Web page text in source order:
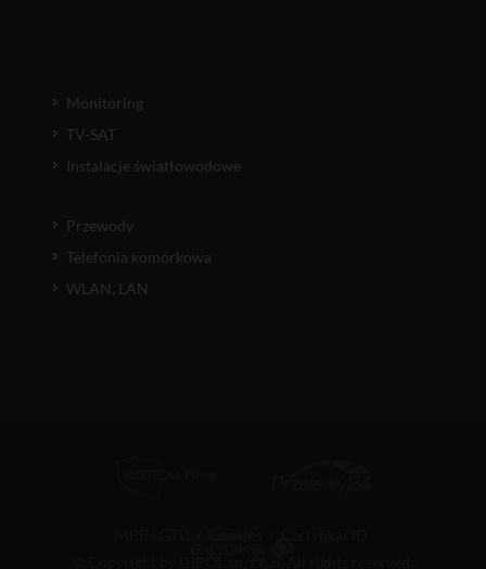
Monitoring
TV-SAT
Instalacje światłowodowe
Przewody
Telefonia komórkowa
WLAN, LAN